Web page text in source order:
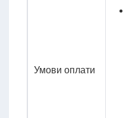
Умови оплати